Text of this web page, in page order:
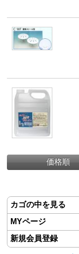
価格順
カゴの中を見る
MYページ
新規会員登録